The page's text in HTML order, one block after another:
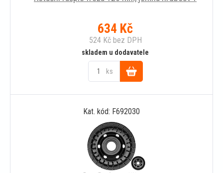
634 Kč
524 Kčbez DPH
skladem u dodavatele
ks
Do
košíku
Kat. kód: F692030